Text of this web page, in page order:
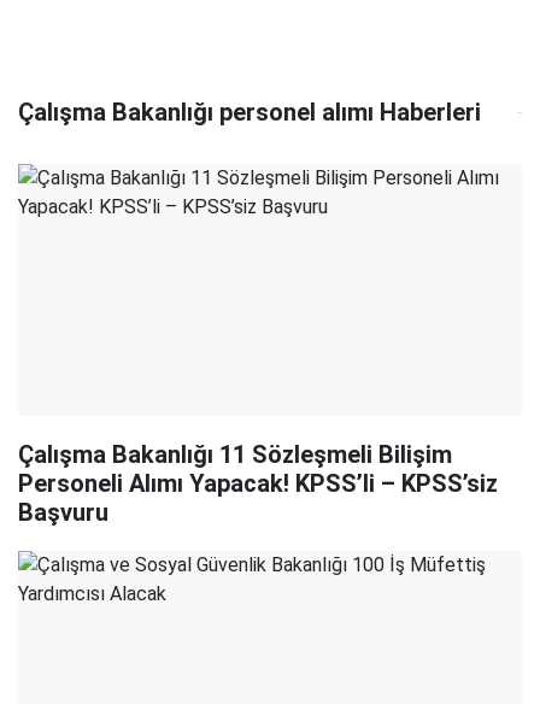
Çalışma Bakanlığı personel alımı Haberleri
Çalışma Bakanlığı 11 Sözleşmeli Bilişim
Personeli Alımı Yapacak! KPSS’li – KPSS’siz
Başvuru